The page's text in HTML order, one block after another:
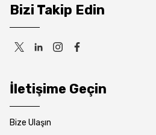
Bizi Takip Edin
İletişime Geçin
Bize Ulaşın